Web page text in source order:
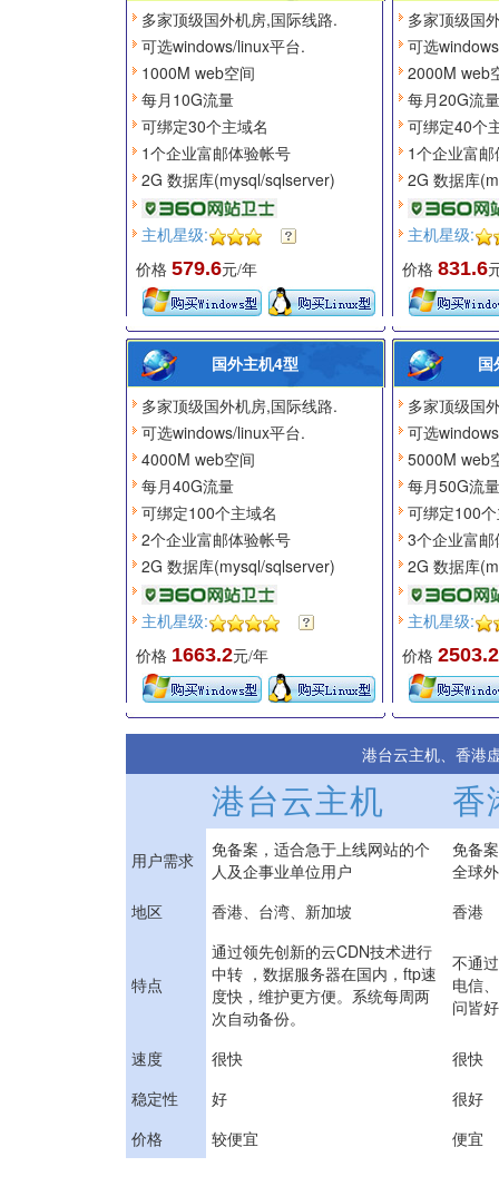
多家顶级国外机房,国际线路.
可选windows/linux平台.
1000M web空间
每月10G流量
可绑定30个主域名
1个企业富邮体验帐号
2G 数据库(mysql/sqlserver)
主机星级:
价格 579.6元/年
多家顶级国
可选
2000M web
每月20G流量
可绑定40个
1个企业富
2G 数据库
主机星级:
价格 831.6
国外主机4型
多家顶级国外机房,国际线路.
可选windows/linux平台.
4000M web空间
每月40G流量
可绑定100个主域名
2个企业富邮体验帐号
2G 数据库(mysql/sqlserver)
主机星级:
价格 1663.2元/年
国
多家顶级国
可选
5000M web
每月50G流量
可绑定100
3个企业富
2G 数据库
主机星级:
价格 2503.2
港台云主机、香港
港台云主机 香
用户需求
免备案，适合急于上线网站的个
人及企事业单位用户
免备
全球
地区
香港、台湾、新加坡 香港
特点
通过领先创新的云CDN技术进行
中转 ，数据服务器在国内，ftp速
度快，维护更方便。系统每周两
次自动备份。
不通
电信
问皆
速度 很快
很快
稳定性
好
很好
价格
较便宜 便宜